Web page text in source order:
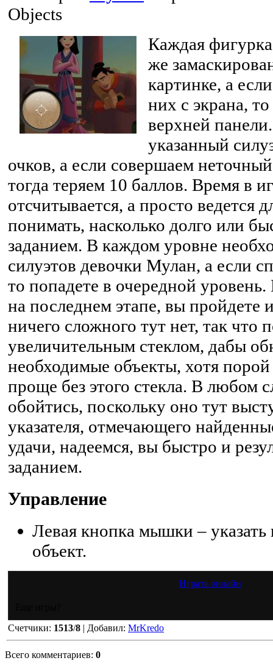
Objects
Каждая фигурка
же
картинке, а
них с экрана,
верхней
указанный
очков, а если совершаем
тогда теряем 10 баллов. Время в
отсчитывается, а просто ведется
понимать, насколько долго или
заданием. В каждом уровне
силуэтов девочки Мулан, а если
то попадете в очередной
на последнем этапе, вы пройдете
ничего сложного тут нет, так что
увеличительным стеклом, дабы
необходимые объекты, хотя
проще без этого стекла. В любом
обойтись, поскольку оно тут
указателя, отмечающего
удачи, надеемся, вы быстро и
заданием.
Управление
Левая кнопка мышки –
объект.
Играть онлайн
Счетчики: 1513/8 | Добавил: MrKredo
Всего комментариев: 0